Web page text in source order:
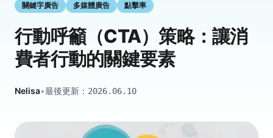
關鍵字廣告 多媒體廣告 點擊率
行動呼籲（CTA）策略：讓消
費者行動的關鍵要素
Nelisa•最後更新： 2026.06.10